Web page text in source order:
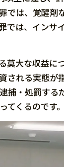
では、覚醒
では、イン
莫大な収益
される実態が
捕・処罰す
くるのです。